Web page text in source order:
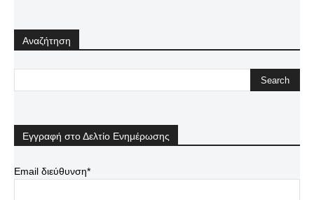
Αναζήτηση
Εγγραφή στο Δελτίο Ενημέρωσης
Email διεύθυνση*